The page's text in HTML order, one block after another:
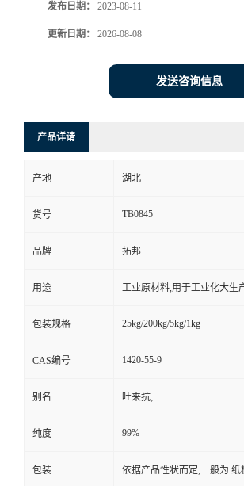
发布日期： 2023-08-11
更新日期： 2026-08-08
发送咨询信息
产品详请
产地 湖北
货号 TB0845
品牌 拓邦
用途 工业原材料,用于工业化大生
包装规格 25kg/200kg/5kg/1kg
CAS编号 1420-55-9
别名 吐来抗;
纯度 99%
包装 依据产品性状而定,一般为:纸